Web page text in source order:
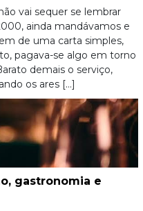
vai sequer se lembrar
ainda mandávamos e
de uma carta simples,
pagava-se algo em torno
demais o serviço,
os ares […]
gastronomia e